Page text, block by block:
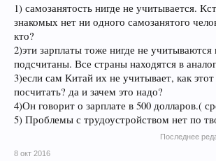
1) самозанятость нигде не учитывается.
знакомых нет ни одного самозанятого
кто?
2)эти зарплаты тоже нигде не учитываются
подсчитаны. Все страны находятся в
3)если сам Китай их не учитывает, как
посчитать? да и зачем это надо?
4)Он говорит о зарплате в 500 долларов.(
5) Проблемы с трудоустройством нет по
Последнее
8 окт 2016